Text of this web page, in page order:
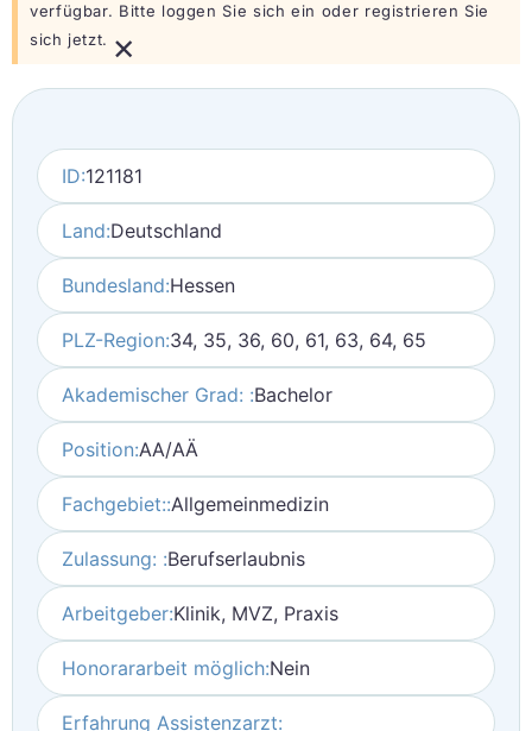
verfügbar. Bitte loggen Sie sich ein oder registrieren Sie
sich jetzt. ×
ID:121181
Land:Deutschland
Bundesland:Hessen
PLZ-Region:34, 35, 36, 60, 61, 63, 64, 65
Akademischer Grad: :Bachelor
Position:AA/AÄ
Fachgebiet::Allgemeinmedizin
Zulassung: :Berufserlaubnis
Arbeitgeber:Klinik, MVZ, Praxis
Honorararbeit möglich:Nein
Erfahrung Assistenzarzt: